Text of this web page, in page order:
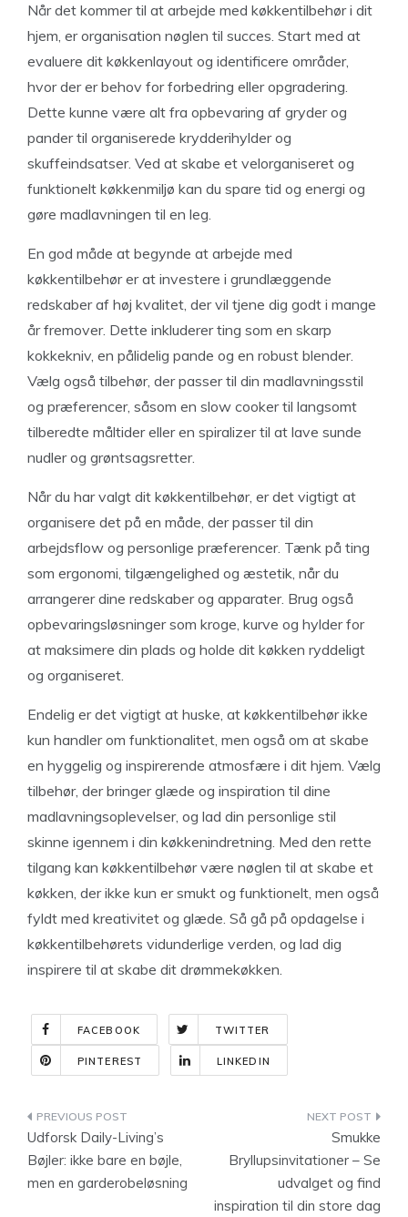
Når det kommer til at arbejde med køkkentilbehør i dit
hjem, er organisation nøglen til succes. Start med at
evaluere dit køkkenlayout og identificere områder,
hvor der er behov for forbedring eller opgradering.
Dette kunne være alt fra opbevaring af gryder og
pander til organiserede krydderihylder og
skuffeindsatser. Ved at skabe et velorganiseret og
funktionelt køkkenmiljø kan du spare tid og energi og
gøre madlavningen til en leg.
En god måde at begynde at arbejde med
køkkentilbehør er at investere i grundlæggende
redskaber af høj kvalitet, der vil tjene dig godt i mange
år fremover. Dette inkluderer ting som en skarp
kokkekniv, en pålidelig pande og en robust blender.
Vælg også tilbehør, der passer til din madlavningsstil
og præferencer, såsom en slow cooker til langsomt
tilberedte måltider eller en spiralizer til at lave sunde
nudler og grøntsagsretter.
Når du har valgt dit køkkentilbehør, er det vigtigt at
organisere det på en måde, der passer til din
arbejdsflow og personlige præferencer. Tænk på ting
som ergonomi, tilgængelighed og æstetik, når du
arrangerer dine redskaber og apparater. Brug også
opbevaringsløsninger som kroge, kurve og hylder for
at maksimere din plads og holde dit køkken ryddeligt
og organiseret.
Endelig er det vigtigt at huske, at køkkentilbehør ikke
kun handler om funktionalitet, men også om at skabe
en hyggelig og inspirerende atmosfære i dit hjem. Vælg
tilbehør, der bringer glæde og inspiration til dine
madlavningsoplevelser, og lad din personlige stil
skinne igennem i din køkkenindretning. Med den rette
tilgang kan køkkentilbehør være nøglen til at skabe et
køkken, der ikke kun er smukt og funktionelt, men også
fyldt med kreativitet og glæde. Så gå på opdagelse i
køkkentilbehørets vidunderlige verden, og lad dig
inspirere til at skabe dit drømmekøkken.
FACEBOOK TWITTER
PINTEREST LINKEDIN
Indlægsnavigation
Udforsk Daily-Living’s
Bøjler: ikke bare en bøjle,
men en garderobeløsning
Smukke
Bryllupsinvitationer – Se
udvalget og find
inspiration til din store dag